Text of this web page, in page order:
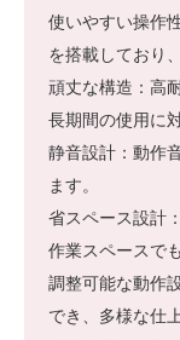
使いやすい操作
を搭載しており
頑丈な構造：高
長期間の使用に
静音設計：動作
ます。
省スペース設計
作業スペースで
調整可能な動作
でき、多様な仕